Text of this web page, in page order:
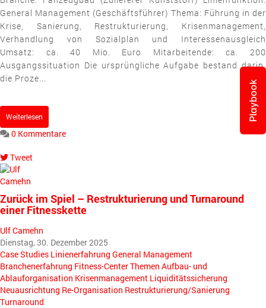
General Management (Geschäftsführer) Thema: Führung in der
Krise, Sanierung, Restrukturierung, Krisenmanagement,
Verhandlung von Sozialplan und Interessenausgleich
Umsatz: ca. 40 Mio. Euro Mitarbeitende: ca. 200
Ausgangssituation Die ursprüngliche Aufgabe bestand darin,
die Proze...
Weiterlesen
0 Kommentare
Tweet
pinterest
Zurück im Spiel – Restrukturierung und Turnaround
einer Fitnesskette
Ulf Camehn
Dienstag, 30. Dezember 2025
Case Studies Linienerfahrung General Management
Branchenerfahrung Fitness-CenterThemen Aufbau- und
Ablauforganisation Krisenmanagement Liquiditätssicherung
Neuausrichtung Re-Organisation Restrukturierung/Sanierung
Turnaround
Playbook